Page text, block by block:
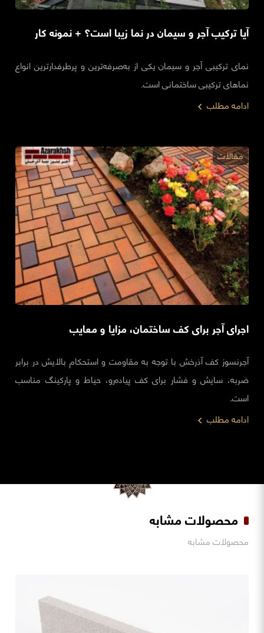
آیا ترکیب آجر و سیمان در نما زیبا است؟ + نمونه کار
نمای ترکیبی آجر و سیمان یکی از به‌صرفه‌ترین و پرطرفدارترین انواع
نماهای ترکیبی ساختمانی است.
ادامه مطلب
اجرای آجر برای کف ساختمان، مزایا و معایب
آجرنسوز کف آذرخش با توجه به مقاومت و استحکام بالایش در برابر
ضربه، سایش و فشار برای کف پیاده‌رو، حیاط‌ و پارکینگ‌ مناسب
است.
مقالات
ادامه مطلب
محصولات مشابه
محصولات مشابه